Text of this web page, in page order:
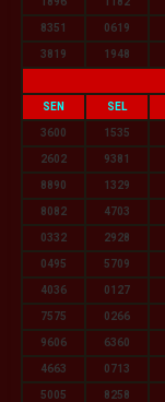
8351 0619
3819 1948
SEN SEL
3600 1535
2602 9381
8890 1329
8082 4703
0332 2928
0495 5709
4036 0127
7575 0266
9606 6360
4663 0713
5005 8258